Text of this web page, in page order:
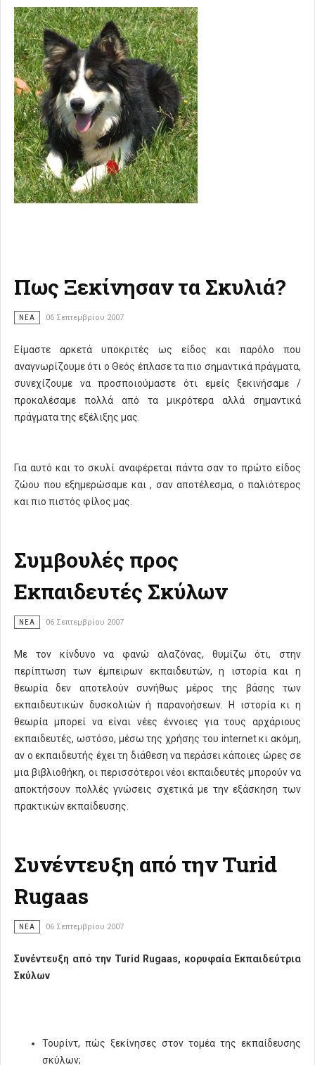
Πως Ξεκίνησαν τα Σκυλιά?
ΝΈΑ 06 Σεπτεμβρίου 2007
Είμαστε αρκετά υποκριτές ως είδος και παρόλο που
αναγνωρίζουμε ότι ο Θεός έπλασε τα πιο σημαντικά πράγματα,
συνεχίζουμε να προσποιούμαστε ότι εμείς ξεκινήσαμε /
προκαλέσαμε πολλά από τα μικρότερα αλλά σημαντικά
πράγματα της εξέλιξης μας.
Για αυτό και το σκυλί αναφέρεται πάντα σαν το πρώτο είδος
ζώου που εξημερώσαμε και , σαν αποτέλεσμα, ο παλιότερος
και πιο πιστός φίλος μας.
Συμβουλές προς
Εκπαιδευτές Σκύλων
ΝΈΑ 06 Σεπτεμβρίου 2007
Με τον κίνδυνο να φανώ αλαζόνας, θυμίζω ότι, στην
περίπτωση των έμπειρων εκπαιδευτών, η ιστορία και η
θεωρία δεν αποτελούν συνήθως μέρος της βάσης των
εκπαιδευτικών δυσκολιών ή παρανοήσεων. Η ιστορία κι η
θεωρία μπορεί να είναι νέες έννοιες για τους αρχάριους
εκπαιδευτές, ωστόσο, μέσω της χρήσης του internet κι ακόμη,
αν ο εκπαιδευτής έχει τη διάθεση να περάσει κάποιες ώρες σε
μια βιβλιοθήκη, οι περισσότεροι νέοι εκπαιδευτές μπορούν να
αποκτήσουν πολλές γνώσεις σχετικά με την εξάσκηση των
πρακτικών εκπαίδευσης.
Συνέντευξη από την Turid
Rugaas
ΝΈΑ 06 Σεπτεμβρίου 2007
Συνέντευξη από την Turid Rugaas, κορυφαία Εκπαιδεύτρια
Σκύλων
Τουρίντ, πώς ξεκίνησες στον τομέα της εκπαίδευσης
σκύλων;